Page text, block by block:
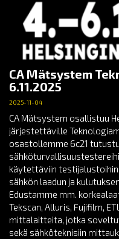
CA Mätsystem
6.11.2025
2025-11-04
CA Mätsystem osallistuu
järjestettäville
osastollemme 6c21
käytettäviin
sähkön laadun ja
Edustamme mm.
Tekscan, Alluris, Fujifilm,
mittalaitteita, jotka
sekä sähköteknisiin